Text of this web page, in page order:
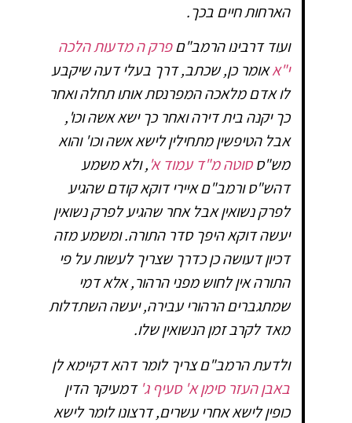
הארחות חיים בכך.
ועוד דרבינו הרמב"םפרק ה מדעות הלכה
י"אאומר כן, שכתב, דרך בעלי דעה שיקבע
לו אדם מלאכה המפרנסת אותו תחלה ואחר
כך יקנה בית דירה ואחר כך ישא אשה וכו',
אבל הטיפשין מתחילין לישא אשה וכו' והוא
מש"ססוטה מ"ד עמוד א', ולא משמע
דהש"ס ורמב"ם איירי דוקא קודם שהגיע
לפרק נשואין אבל אחר שהגיע לפרק נשואין
יעשה דוקא היפך סדר התורה. ומשמע מזה
דכיון דעושה כן כדרך שצריך לעשות על פי
התורה אין לחוש מפני הרהור, אלא דמי
שמתגברים הרהורי עבירה, יעשה השתדלות
מאד לקרב זמן הנשואין שלו.
ולדעת הרמב"ם צריך לומר דהא דקיימא לן
באבן העזר סימן א' סעיף ג' דמעיקר הדין
כופין לישא אחרי עשרים, דרצונו לומר לישא